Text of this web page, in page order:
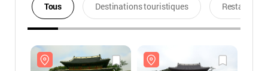
Tous Destinations touristiques Restaurants